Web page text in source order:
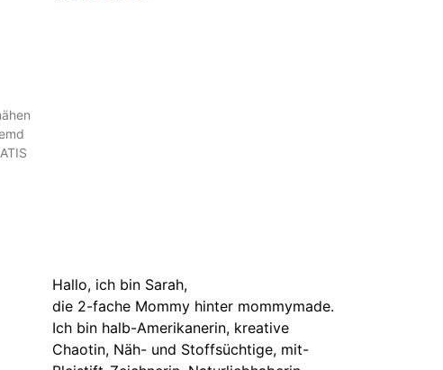
Hallo, ich bin Sarah,
die 2-fache Mommy hinter mommymade.
Ich bin halb-Amerikanerin, kreative
Chaotin, Näh- und Stoffsüchtige, mit-